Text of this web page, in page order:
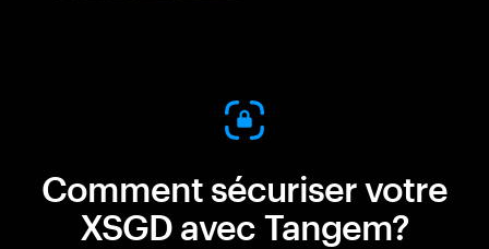
Comment sécuriser votre
XSGD avec Tangem?